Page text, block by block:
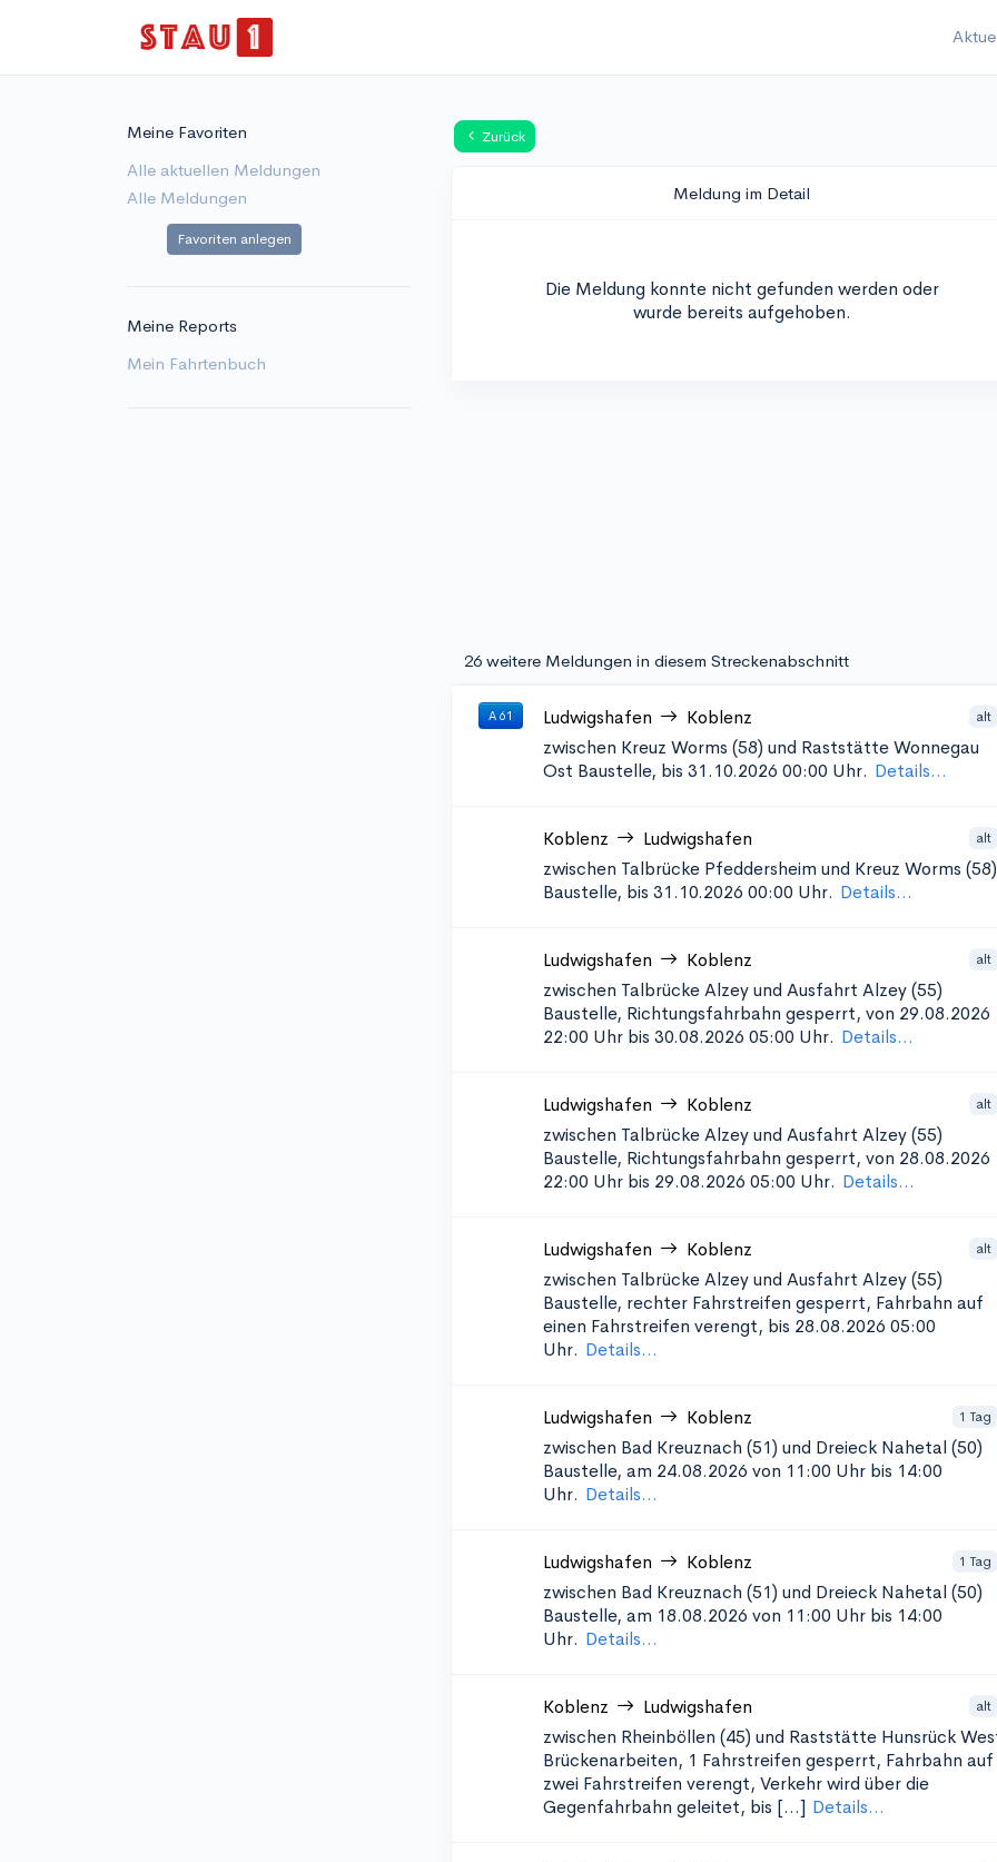
Meine Favoriten
Alle aktuellen Meldungen
Alle Meldungen
Favoriten anlegen
Meine Reports
Mein Fahrtenbuch
Zurück
Meldung im Detail
Die Meldung konnte nicht gefunden werden oder
wurde bereits aufgehoben.
26 weitere Meldungen in diesem Streckenabschnitt
A 61 Ludwigshafen Koblenz alt
zwischen Kreuz Worms (58) und Raststätte Wonnegau
Ost Baustelle, bis 31.10.2026 00:00 Uhr. Details...
Koblenz Ludwigshafen alt
zwischen Talbrücke Pfeddersheim und Kreuz Worms (58)
Baustelle, bis 31.10.2026 00:00 Uhr. Details...
Ludwigshafen Koblenz alt
zwischen Talbrücke Alzey und Ausfahrt Alzey (55)
Baustelle, Richtungsfahrbahn gesperrt, von 29.08.2026
22:00 Uhr bis 30.08.2026 05:00 Uhr. Details...
Ludwigshafen Koblenz alt
zwischen Talbrücke Alzey und Ausfahrt Alzey (55)
Baustelle, Richtungsfahrbahn gesperrt, von 28.08.2026
22:00 Uhr bis 29.08.2026 05:00 Uhr. Details...
Ludwigshafen Koblenz alt
zwischen Talbrücke Alzey und Ausfahrt Alzey (55)
Baustelle, rechter Fahrstreifen gesperrt, Fahrbahn auf
einen Fahrstreifen verengt, bis 28.08.2026 05:00
Uhr. Details...
Ludwigshafen Koblenz 1 Tag
zwischen Bad Kreuznach (51) und Dreieck Nahetal (50)
Baustelle, am 24.08.2026 von 11:00 Uhr bis 14:00
Uhr. Details...
Ludwigshafen Koblenz 1 Tag
zwischen Bad Kreuznach (51) und Dreieck Nahetal (50)
Baustelle, am 18.08.2026 von 11:00 Uhr bis 14:00
Uhr. Details...
Koblenz Ludwigshafen alt
zwischen Rheinböllen (45) und Raststätte Hunsrück
Brückenarbeiten, 1 Fahrstreifen gesperrt, Fahrbahn auf
zwei Fahrstreifen verengt, Verkehr wird über die
Gegenfahrbahn geleitet, bis [...] Details...